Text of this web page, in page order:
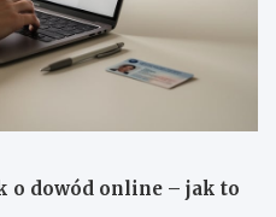
o dowód online – jak to